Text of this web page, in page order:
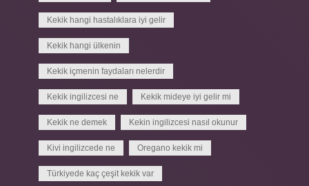
Kekik hangi hastalıklara iyi gelir
Kekik hangi ülkenin
Kekik içmenin faydaları nelerdir
Kekik ingilizcesi ne Kekik mideye iyi gelir mi
Kekik ne demek Kekin ingilizcesi nasıl okunur
Kivi ingilizcede ne Oregano kekik mi
Türkiyede kaç çeşit kekik var